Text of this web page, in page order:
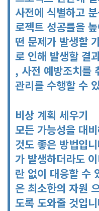
사전에 식별하고
로젝트 성공률을
떤 문제가 발생할
로 인해 발생할 결
, 사전 예방조치를
관리를 수행할 수
비상 계획 세우기
모든 가능성을 대
것도 좋은 방법입
가 발생하더라도
란 없이 대응할 수
은 최소한의 자원
도록 도와줄 것입